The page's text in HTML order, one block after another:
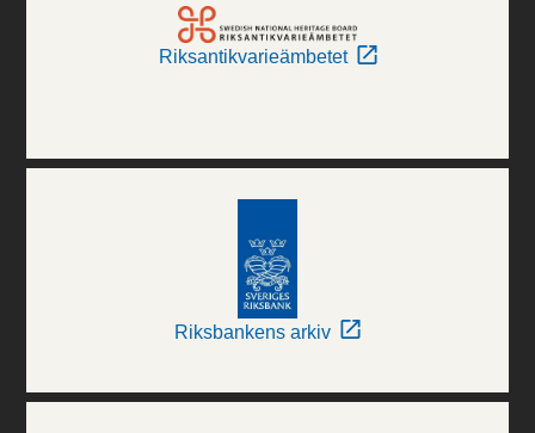
Riksantikvarieämbetet
Riksbankens arkiv